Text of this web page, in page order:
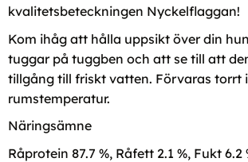
kvalitetsbeteckningen Nyckelflaggan!
Kom ihåg att hålla uppsikt över din
tuggar på tuggben och att se till att
tillgång till friskt vatten. Förvaras torrt i
rumstemperatur.
Näringsämne
Råprotein 87.7 %, Råfett 2.1 %, Fukt 6.2